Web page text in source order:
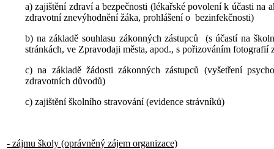
a) zajištění zdraví a bezpečnosti (lékařské povolení k účasti
zdravotní znevýhodnění žáka, prohlášení o bezinfekčnosti)
b) na základě souhlasu zákonných zástupců (s účastí na
stránkách, ve Zpravodaji města, apod., s pořizováním fotografií
c) na základě žádosti zákonných zástupců (vyšetření
zdravotních důvodů)
c) zajištění školního stravování (evidence strávníků)
- zájmu školy (oprávněný zájem organizace)